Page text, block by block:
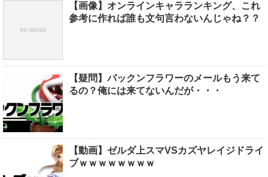
【画像】オンラインキャラランキング、これ
参考に作れば誰も文句言わないんじゃね？？
【疑問】パックンフラワーのメールもう来て
るの？俺には来てないんだが・・・
【動画】ゼルダ上スマVSカズヤレイジドライ
ブｗｗｗｗｗｗｗｗ